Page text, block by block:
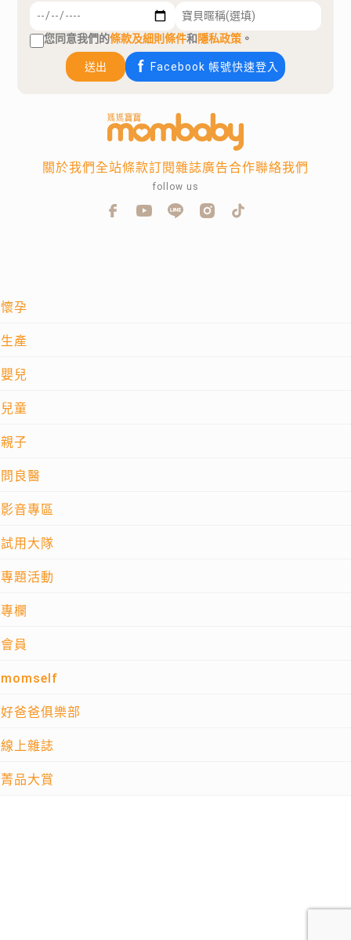
您同意我們的條款及細則條件和隱私政策 。
送出 Facebook 帳號快速登入
懷孕
生產
嬰兒
兒童
親子
問良醫
影音專區
試用大隊
專題活動
專欄
會員
momself
好爸爸俱樂部
線上雜誌
菁品大賞
關於我們全站條款訂閱雜誌廣告合作聯絡我們
follow us